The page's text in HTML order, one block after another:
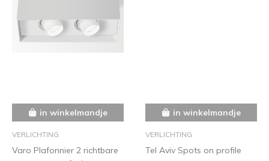
in winkelmandje
VERLICHTING
Varo Plafonnier 2 richtbare
in winkelmandje
VERLICHTING
Tel Aviv Spots on profile